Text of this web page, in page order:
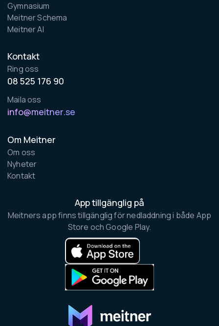
Gymnasium
Meitner Schema
Meitner AI
Kontakt
Ring oss
08 525 176 90
Maila oss
info@meitner.se
Om Meitner
Om oss
Nyheter
Kontakt
App tillgänglig på
Meitners app finns tillgänglig för nedladdning i både App
Store och Google Play.